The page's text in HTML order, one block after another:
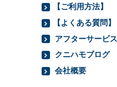
【ご利用方法】
【よくある質問】
アフターサービス
クニハモブログ
会社概要